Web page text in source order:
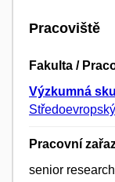
Pracoviště
Fakulta /
Výzkumná
Pracovní
senior